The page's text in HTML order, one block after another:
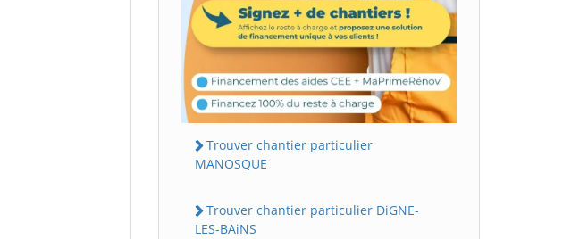
Trouver chantier particulier
MANOSQUE
Trouver chantier particulier DiGNE-
LES-BAiNS